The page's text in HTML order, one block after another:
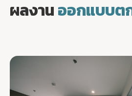
ผลงานออกแบบต